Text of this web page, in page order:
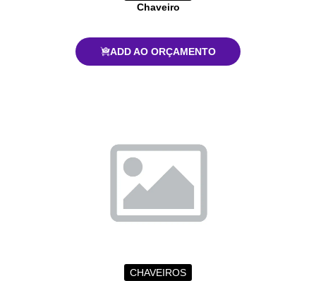
Chaveiro
ADD AO ORÇAMENTO
CHAVEIROS